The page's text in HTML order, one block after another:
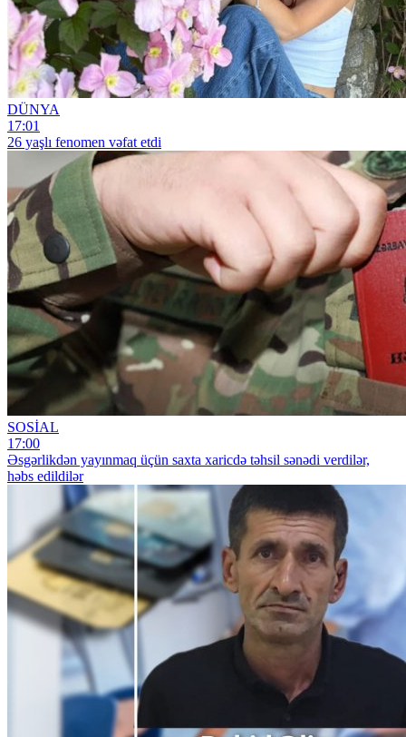
DÜNYA
17:01
26 yaşlı fenomen vəfat etdi
SOSİAL
17:00
Əsgərlikdən yayınmaq üçün saxta xaricdə təhsil sənədi verdilər,
həbs edildilər